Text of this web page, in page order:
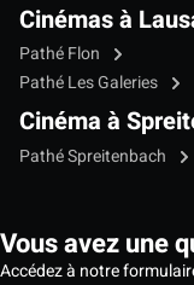
Cinémas à
Pathé Flon
Pathé Les Galeries
Cinéma à
Pathé Spreitenbach
Vous avez une
Accédez à notre